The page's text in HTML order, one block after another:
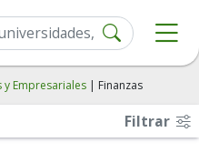
y Empresariales | Finanzas
Filtrar